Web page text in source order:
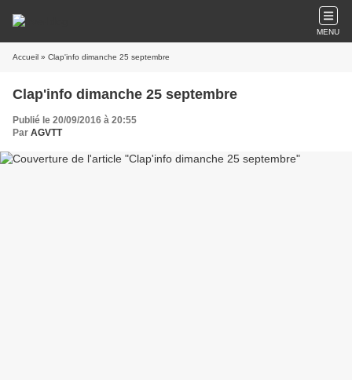
MENU
Accueil » Clap'info dimanche 25 septembre
Clap'info dimanche 25 septembre
Publié le 20/09/2016 à 20:55
Par AGVTT